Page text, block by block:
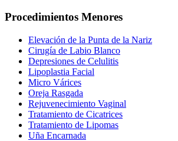
Procedimientos Menores
Elevación de la Punta de la Nariz
Cirugía de Labio Blanco
Depresiones de Celulitis
Lipoplastia Facial
Micro Várices
Oreja Rasgada
Rejuvenecimiento Vaginal
Tratamiento de Cicatrices
Tratamiento de Lipomas
Uña Encarnada